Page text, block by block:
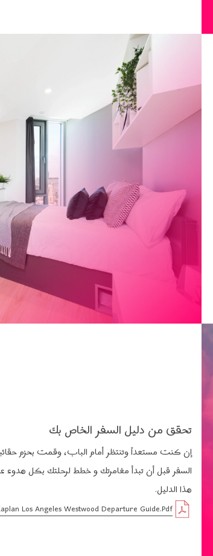
تحقق من دليل السفر الخاص بك
إن كنت مستعداً وتنتظر أمام الباب، وقمت بحزم
السفر قبل أن تبدأ مغامرتك و خطط لرحلتك بكل هدوء
هذا الدليل.
Los Angeles Westwood Departure Guide.pdf